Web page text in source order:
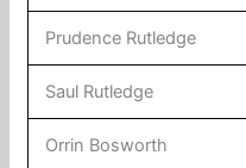
Prudence Rutledge
Saul Rutledge
Orrin Bosworth